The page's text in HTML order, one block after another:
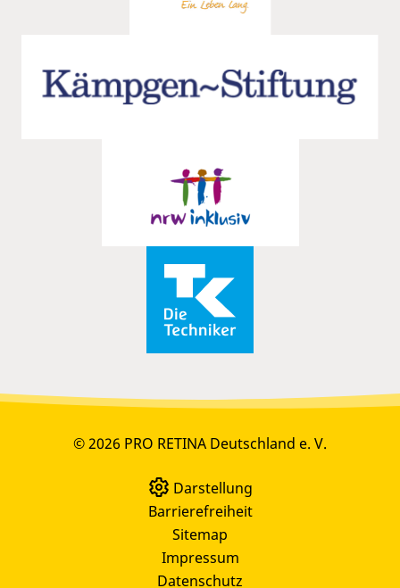
© 2026 PRO RETINA Deutschland e. V.
Darstellung
Barrierefreiheit
Sitemap
Impressum
Datenschutz